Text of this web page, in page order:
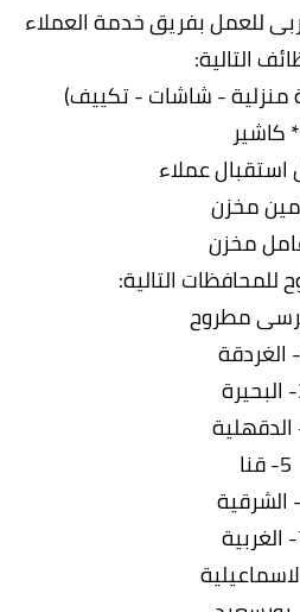
للعمل بفريق خدمة العملاء
التالية:
منزلية - شاشات - تكييف)
* كاشير
عملاء
مخزن
مخزن
للمحافظات التالية:
5- قنا